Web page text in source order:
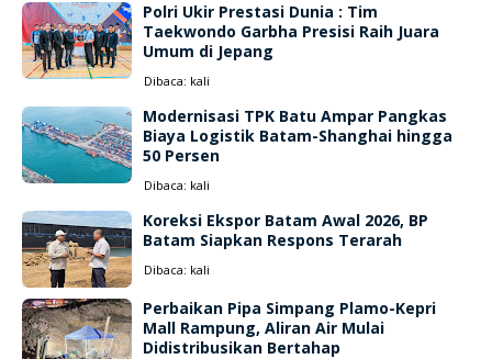
Polri Ukir Prestasi Dunia : Tim
Taekwondo Garbha Presisi Raih Juara
Umum di Jepang
Dibaca: kali
Modernisasi TPK Batu Ampar Pangkas
Biaya Logistik Batam-Shanghai hingga
50 Persen
Dibaca: kali
Koreksi Ekspor Batam Awal 2026, BP
Batam Siapkan Respons Terarah
Dibaca: kali
Perbaikan Pipa Simpang Plamo-Kepri
Mall Rampung, Aliran Air Mulai
Didistribusikan Bertahap